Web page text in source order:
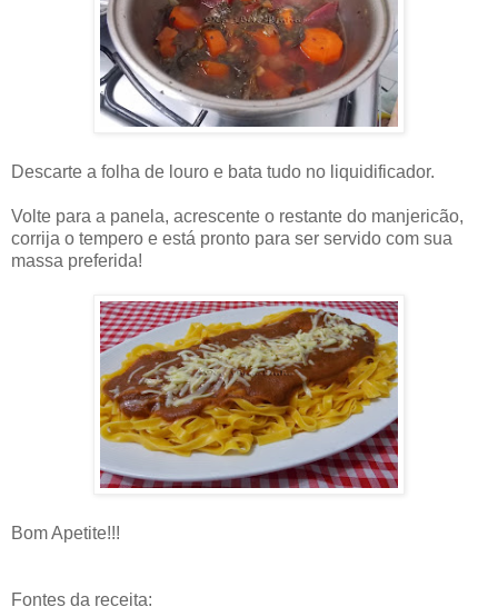
Descarte a folha de louro e bata tudo no liquidificador.
Volte para a panela, acrescente o restante do manjericão,
corrija o tempero e está pronto para ser servido com sua
massa preferida!
Bom Apetite!!!
Fontes da receita: